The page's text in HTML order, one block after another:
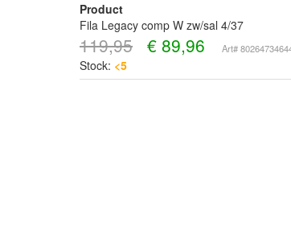
Product
Fila Legacy comp W zw/sal 4/37
119,95 € 89,96 Art#
Stock: <5